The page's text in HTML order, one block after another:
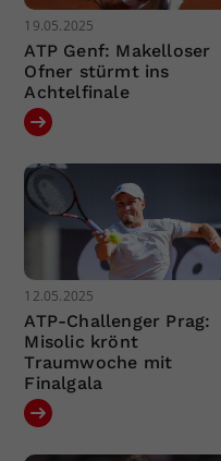
19.05.2025
ATP Genf: Makelloser
Ofner stürmt ins
Achtelfinale
12.05.2025
ATP-Challenger Prag:
Misolic krönt
Traumwoche mit
Finalgala